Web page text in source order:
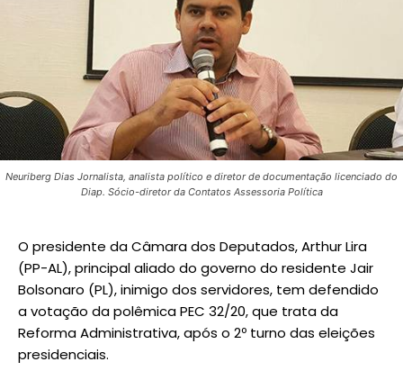
Neuriberg Dias Jornalista, analista político e diretor de documentação licenciado do
Diap. Sócio-diretor da Contatos Assessoria Política
O presidente da Câmara dos Deputados, Arthur Lira
(PP-AL), principal aliado do governo do residente Jair
Bolsonaro (PL), inimigo dos servidores, tem defendido
a votação da polêmica PEC 32/20, que trata da
Reforma Administrativa, após o 2º turno das eleições
presidenciais.